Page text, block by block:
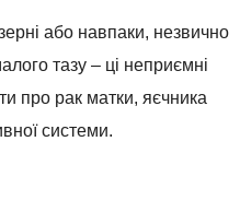
або навпаки, незвично
тазу – ці неприємні
про рак матки, яєчника
системи.